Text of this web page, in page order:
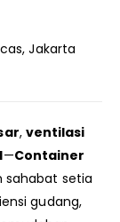
Jakarta
, ventilasi
—Container
sahabat setia
gudang,